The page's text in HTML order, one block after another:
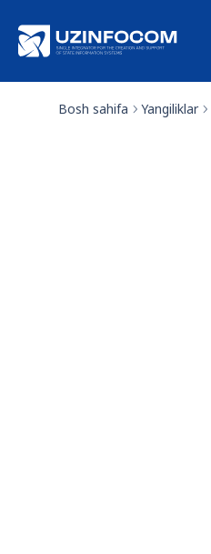
Bosh sahifa Yangiliklar